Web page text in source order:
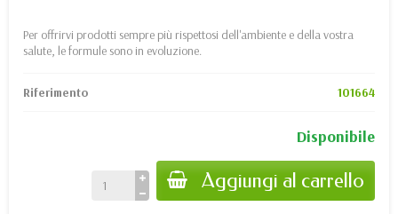
Per offrirvi prodotti sempre più rispettosi dell'ambiente e della vostra
salute, le formule sono in evoluzione.
Riferimento 101664
Disponibile
Aggiungi al carrello